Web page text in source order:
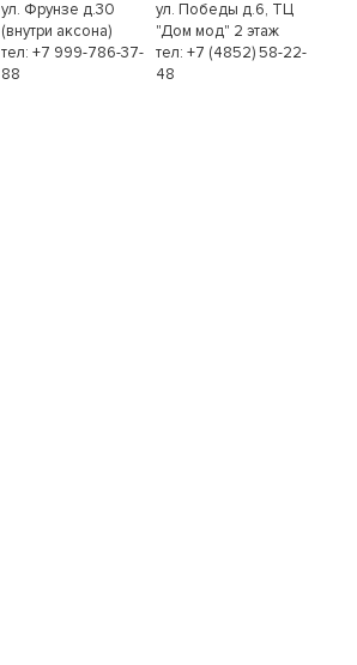
ул. Фрунзе д.30
(внутри аксона)
тел: +7 999-786-37-
88
ул. Победы д.6, ТЦ
"Дом мод" 2 этаж
тел: +7 (4852) 58-22-
48